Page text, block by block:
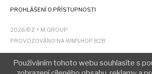
PROHLÁŠENÍ O PŘÍSTUPNOSTI
2026 © Z + M GROUP
PROVOZOVÁNO NA WMSHOP B2B
Používáním tohoto webu souhlasíte s